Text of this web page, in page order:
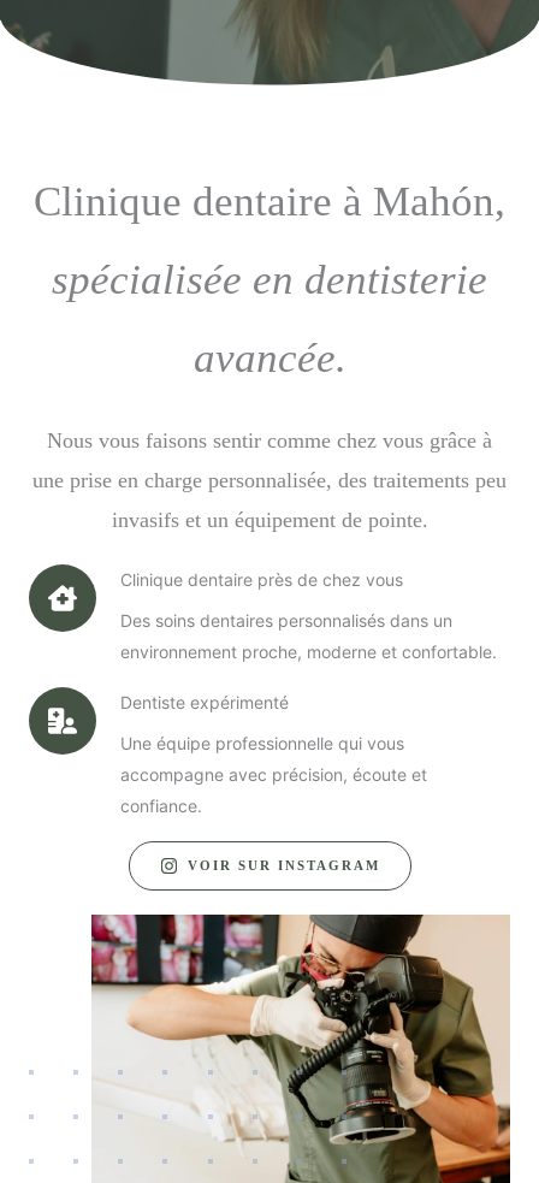
Clinique dentaire à Mahón,
spécialisée en dentisterie
avancée.
Nous vous faisons sentir comme chez vous grâce à
une prise en charge personnalisée, des traitements peu
invasifs et un équipement de pointe.
Clinique dentaire près de chez vous
Des soins dentaires personnalisés dans un
environnement proche, moderne et confortable.
Dentiste expérimenté
Une équipe professionnelle qui vous
accompagne avec précision, écoute et
confiance.
VOIR SUR INSTAGRAM